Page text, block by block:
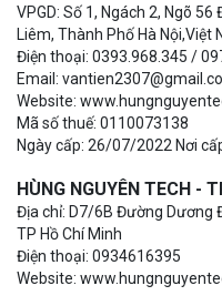
VPGD: Số 1, Ngách 2, Ngõ
Liêm, Thành Phố Hà Nội,Việt
Điện thoại: 0393.968.345 /
Email:
Website:
Mã số thuế: 0110073138
Ngày cấp: 26/07/2022 Nơi
HÙNG NGUYÊN TECH -
Địa chỉ: D7/6B Đường Dương
TP Hồ Chí Minh
Điện thoại: 0934616395
Website: